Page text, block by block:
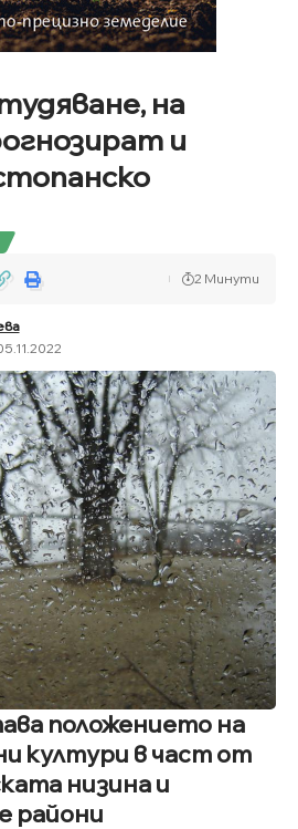
на
и
2 Минути
положението на
култури в част от
низина и
райони